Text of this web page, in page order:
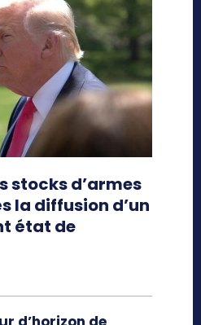
stocks d’armes
la diffusion d’un
état de